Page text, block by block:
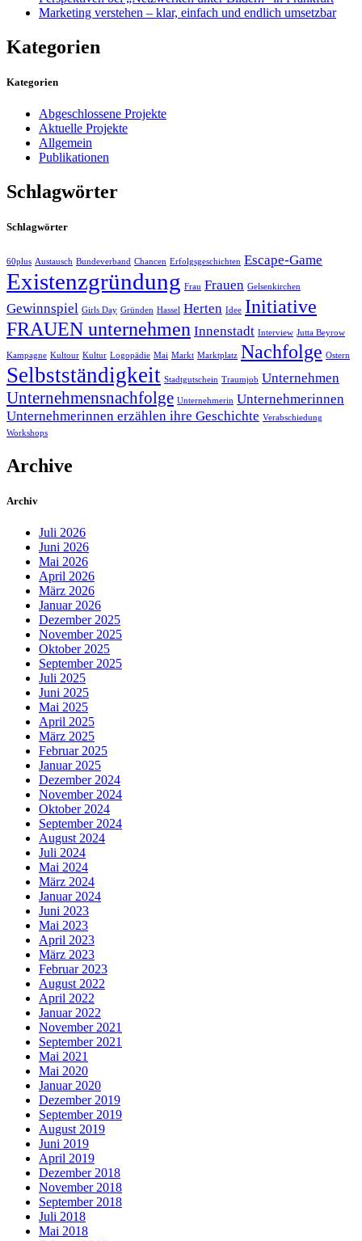
Marketing verstehen – klar, einfach und endlich umsetzbar
Kategorien
Kategorien
Abgeschlossene Projekte
Aktuelle Projekte
Allgemein
Publikationen
Schlagwörter
Schlagwörter
60plus Austausch Bundeverband Chancen Erfolgsgeschichten Escape-Game
Existenzgründung Frau Frauen Gelsenkirchen
Gewinnspiel Girls Day Gründen Hassel Herten Idee Initiative
FRAUEN unternehmen Innenstadt Interview Jutta Beyrow
Kampagne Kultour Kultur Logopädie Mai Markt Marktplatz Nachfolge Ostern
Selbstständigkeit Stadtgutschein Traumjob Unternehmen
Unternehmensnachfolge Unternehmerin Unternehmerinnen
Unternehmerinnen erzählen ihre Geschichte Verabschiedung
Workshops
Archive
Archiv
Juli 2026
Juni 2026
Mai 2026
April 2026
März 2026
Januar 2026
Dezember 2025
November 2025
Oktober 2025
September 2025
Juli 2025
Juni 2025
Mai 2025
April 2025
März 2025
Februar 2025
Januar 2025
Dezember 2024
November 2024
Oktober 2024
September 2024
August 2024
Juli 2024
Mai 2024
März 2024
Januar 2024
Juni 2023
Mai 2023
April 2023
März 2023
Februar 2023
August 2022
April 2022
Januar 2022
November 2021
September 2021
Mai 2021
Mai 2020
Januar 2020
Dezember 2019
September 2019
August 2019
Juni 2019
April 2019
Dezember 2018
November 2018
September 2018
Juli 2018
Mai 2018